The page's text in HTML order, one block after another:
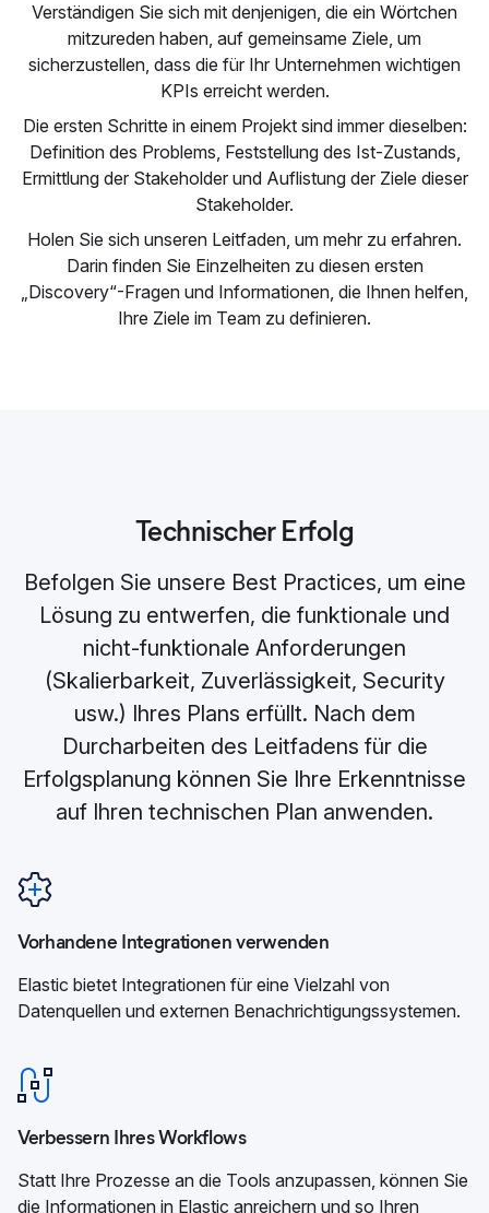
Verständigen Sie sich mit denjenigen, die ein Wörtchen
mitzureden haben, auf gemeinsame Ziele, um
sicherzustellen, dass die für Ihr Unternehmen wichtigen
KPIs erreicht werden.
Die ersten Schritte in einem Projekt sind immer dieselben:
Definition des Problems, Feststellung des Ist-Zustands,
Ermittlung der Stakeholder und Auflistung der Ziele dieser
Stakeholder.
Holen Sie sich unseren Leitfaden, um mehr zu erfahren.
Darin finden Sie Einzelheiten zu diesen ersten
„Discovery“-Fragen und Informationen, die Ihnen helfen,
Ihre Ziele im Team zu definieren.
Technischer Erfolg
Befolgen Sie unsere Best Practices, um eine
Lösung zu entwerfen, die funktionale und
nicht-funktionale Anforderungen
(Skalierbarkeit, Zuverlässigkeit, Security
usw.) Ihres Plans erfüllt. Nach dem
Durcharbeiten des Leitfadens für die
Erfolgsplanung können Sie Ihre Erkenntnisse
auf Ihren technischen Plan anwenden.
Vorhandene Integrationen verwenden
Elastic bietet Integrationen für eine Vielzahl von
Datenquellen und externen Benachrichtigungssystemen.
Verbessern Ihres Workflows
Statt Ihre Prozesse an die Tools anzupassen, können Sie
die Informationen in Elastic anreichern und so Ihren